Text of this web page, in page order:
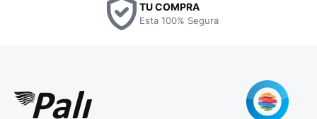
TU COMPRA
Esta 100% Segura